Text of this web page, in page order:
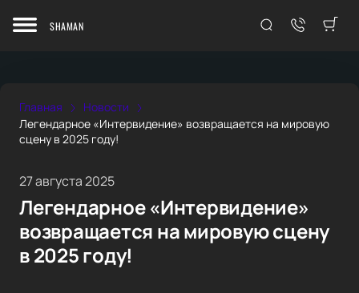
SHAMAN
Главная
Новости
Легендарное «Интервидение» возвращается на мировую
сцену в 2025 году!
27 августа 2025
Легендарное «Интервидение»
возвращается на мировую сцену
в 2025 году!